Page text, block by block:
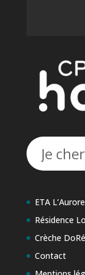
Rechercher:
ETA L’Aurore
Résidence
Crèche
Contact